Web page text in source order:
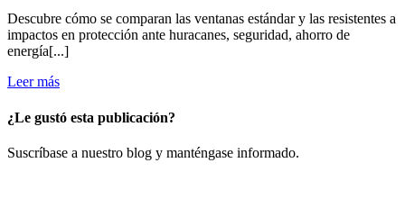
Descubre cómo se comparan las ventanas estándar y las resistentes a
impactos en protección ante huracanes, seguridad, ahorro de
energía[...]
Leer más
¿Le gustó esta publicación?
​Suscríbase a nuestro blog y manténgase informado.